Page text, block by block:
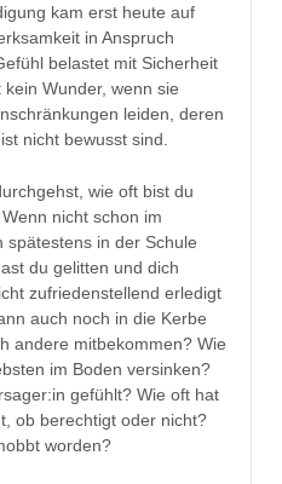
kam erst heute auf
in Anspruch
belastet mit Sicherheit
Wunder, wenn sie
leiden, deren
nicht bewusst sind.
wie oft bist du
nicht schon im
spätestens in der Schule
du gelitten und dich
zufriedenstellend erledigt
auch noch in die Kerbe
andere mitbekommen? Wie
im Boden versinken?
gefühlt? Wie oft hat
ob berechtigt oder nicht?
worden?